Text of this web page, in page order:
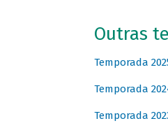
Outras
Temporada
Temporada
Temporada